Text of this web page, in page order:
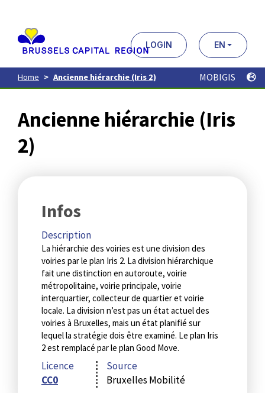
contenu
principal
LOGIN EN
Home Ancienne hiérarchie (Iris 2) MOBIGIS
Ancienne hiérarchie (Iris
2)
Infos
Description
La hiérarchie des voiries est une division des
voiries par le plan Iris 2. La division hiérarchique
fait une distinction en autoroute, voirie
métropolitaine, voirie principale, voirie
interquartier, collecteur de quartier et voirie
locale. La division n’est pas un état actuel des
voiries à Bruxelles, mais un état planifié sur
lequel la stratégie dois être examiné. Le plan Iris
2 est remplacé par le plan Good Move.
Licence
CC0
Source
Bruxelles Mobilité